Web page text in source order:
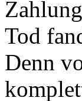
Tod
Denn